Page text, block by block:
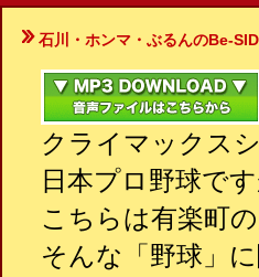
石川・ホンマ・ぶるんのBe-
クライマックス
日本プロ野球で
こちらは有楽町
そんな「野球」